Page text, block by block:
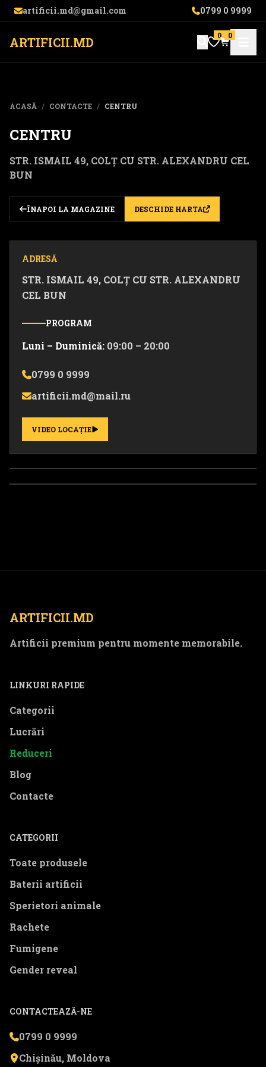
artificii.md@gmail.com 0799 0 9999
ARTIFICII.MD 0 0
ACASĂ / CONTACTE / CENTRU
CENTRU
STR. ISMAIL 49, COLȚ CU STR. ALEXANDRU CEL
BUN
ÎNAPOI LA MAGAZINE DESCHIDE HARTA
ADRESĂ
STR. ISMAIL 49, COLȚ CU STR. ALEXANDRU
CEL BUN
PROGRAM
Luni – Duminică: 09:00 – 20:00
0799 0 9999
artificii.md@mail.ru
VIDEO LOCAȚIE
ARTIFICII.MD
Artificii premium pentru momente memorabile.
LINKURI RAPIDE
Categorii
Lucrări
Reduceri
Blog
Contacte
CATEGORII
Toate produsele
Baterii artificii
Sperietori animale
Rachete
Fumigene
Gender reveal
CONTACTEAZĂ-NE
0799 0 9999
Chișinău, Moldova